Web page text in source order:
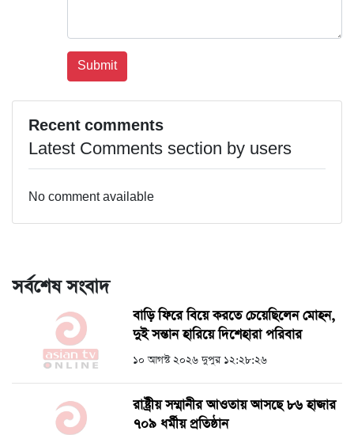
Recent comments
Latest Comments section by users
No comment available
সর্বশেষ সংবাদ
বাড়ি ফিরে বিয়ে করতে চেয়েছিলেন মোহন,
দুই সন্তান হারিয়ে দিশেহারা পরিবার
১০ আগস্ট ২০২৬ দুপুর ১২:২৮:২৬
রাষ্ট্রীয় সম্মানীর আওতায় আসছে ৮৬ হাজার
৭০৯ ধর্মীয় প্রতিষ্ঠান